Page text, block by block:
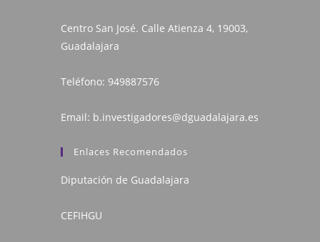
Centro San José. Calle Atienza 4, 19003,
Guadalajara
Teléfono: 949887576
Email: b.investigadores@dguadalajara.es
Enlaces Recomendados
Diputación de Guadalajara
CEFIHGU